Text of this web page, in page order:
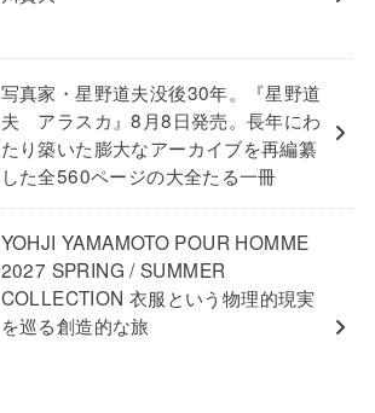
写真家・星野道夫没後30年。『星野道
夫 アラスカ』8月8日発売。長年にわ
たり築いた膨大なアーカイブを再編纂
した全560ページの大全たる一冊
YOHJI YAMAMOTO POUR HOMME
2027 SPRING / SUMMER
COLLECTION 衣服という物理的現実
を巡る創造的な旅